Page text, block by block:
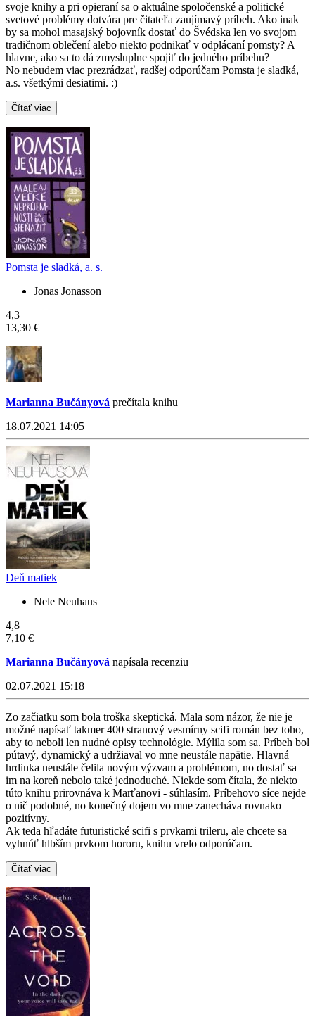
svoje knihy a pri opieraní sa o aktuálne spoločenské a politické
svetové problémy dotvára pre čitateľa zaujímavý príbeh. Ako inak
by sa mohol masajský bojovník dostať do Švédska len vo svojom
tradičnom oblečení alebo niekto podnikať v odplácaní pomsty? A
hlavne, ako sa to dá zmysluplne spojiť do jedného príbehu?
No nebudem viac prezrádzať, radšej odporúčam Pomsta je sladká,
a.s. všetkými desiatimi. :)
Čítať viac
Pomsta je sladká, a. s.
Jonas Jonasson
4,3
13,30 €
Marianna Bučányová prečítala knihu
18.07.2021 14:05
Deň matiek
Nele Neuhaus
4,8
7,10 €
Marianna Bučányová napísala recenziu
02.07.2021 15:18
Zo začiatku som bola troška skeptická. Mala som názor, že nie je
možné napísať takmer 400 stranový vesmírny scifi román bez toho,
aby to neboli len nudné opisy technológie. Mýlila som sa. Príbeh bol
pútavý, dynamický a udržiaval vo mne neustále napätie. Hlavná
hrdinka neustále čelila novým výzvam a problémom, no dostať sa
im na koreň nebolo také jednoduché. Niekde som čítala, že niekto
túto knihu prirovnáva k Marťanovi - súhlasím. Príbehovo síce nejde
o nič podobné, no konečný dojem vo mne zanecháva rovnako
pozitívny.
Ak teda hľadáte futuristické scifi s prvkami trileru, ale chcete sa
vyhnúť hlbším prvkom hororu, knihu vrelo odporúčam.
Čítať viac